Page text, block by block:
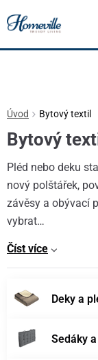
Úvod Bytový textil
Bytový
Pléd nebo deku
nový polštářek,
závěsy a obývací
vybrat…
Číst více
Deky a
Sedáky